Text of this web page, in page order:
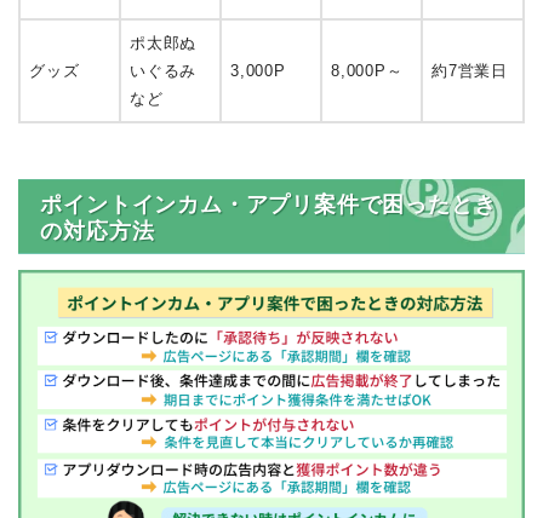
グッズ
ポ太郎ぬ
いぐるみ
など
3,000P 8,000P～ 約7営業日
ポイントインカム・アプリ案件で困ったとき
の対応方法